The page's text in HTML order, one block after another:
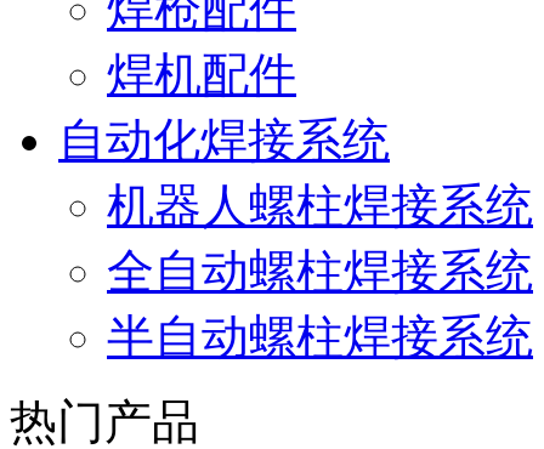
焊机配件
自动化焊接系统
机器人螺柱焊接系统
全自动螺柱焊接系统
半自动螺柱焊接系统
热门产品